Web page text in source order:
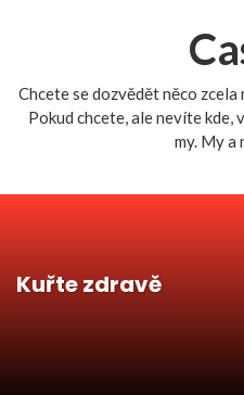
Chcete se dozvědět něco
Pokud chcete, ale nevíte kde,
my. My a
Kuřte zdravě